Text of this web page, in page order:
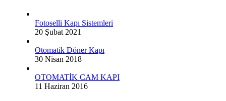
Fotoselli Kapı Sistemleri
20 Şubat 2021
Otomatik Döner Kapı
30 Nisan 2018
OTOMATİK CAM KAPI
11 Haziran 2016